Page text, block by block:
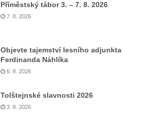
Příměstský tábor 3. – 7. 8. 2026
7. 8. 2026
Objevte tajemství lesního adjunkta
Ferdinanda Náhlíka
6. 8. 2026
Tolštejnské slavnosti 2026
3. 8. 2026